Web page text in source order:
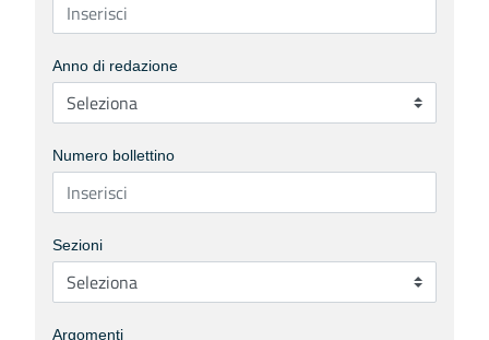
Anno di redazione
Numero bollettino
Sezioni
Argomenti